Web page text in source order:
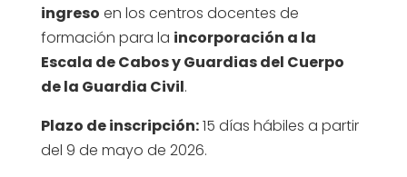
ingreso en los centros docentes de
formación para la incorporación a la
Escala de Cabos y Guardias del Cuerpo
de la Guardia Civil.
Plazo de inscripción:15 días hábiles a partir
del 9 de mayo de 2026.